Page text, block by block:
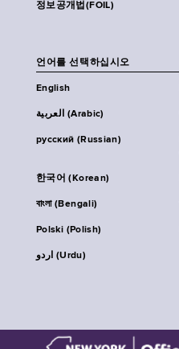
정보공개법(FOIL)
언어를 선택하십시오
English
العربية (Arabic)
русский (Russian)
한국어 (Korean)
বাংলা (Bengali)
Polski (Polish)
اردو (Urdu)